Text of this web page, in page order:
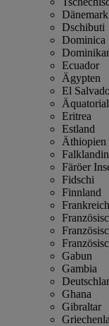
Dänemark
Dschibuti
Dominica
Ecuador
Ägypten
El
Eritrea
Estland
Äthiopien
Färöer
Fidschi
Finnland
Frankreich
Gabun
Gambia
Ghana
Gibraltar